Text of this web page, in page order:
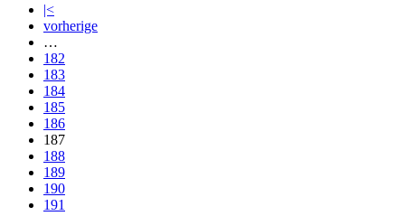
|<
vorherige
…
182
183
184
185
186
187
188
189
190
191